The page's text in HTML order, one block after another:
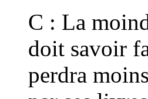
C : La
doit savoir
perdra